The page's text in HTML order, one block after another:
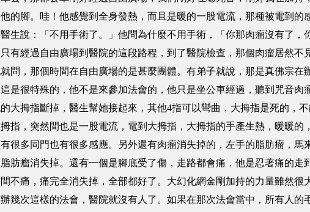
的腳。哇！他感覺到全身發熱，而且是暖的一股電流，那種被電到
生說：「不用手術了。」他問為什麼不用手術，「你那肉瘤沒有了，
有經過自由廣場到醫院的這段路程，到了醫院檢查，那個肉瘤居然
問，那個時間在自由廣場的是甚麼團體。有弟子就說，那是真佛宗
是很特殊的，他不是來參加法會的，他只是坐公車經過，聽到咒音肉
拇指斷掉，醫生幫她接起來，其他4指可以彎曲，大拇指是死的，
指，突然間也是一股電流，電到大拇指，大拇指的手產生熱，暖暖的
很多同門也有很多感應。另外還有肉瘤消失掉的，左手的脂肪瘤，馬
肪瘤消失掉。還有一個是腳底受了傷，走路都會痛，他是忍著痛的
不痛，痛完全消失掉，全部都好了。大幻化網金剛加持的力量雖然很
幾次這樣的法會，醫院就沒有人了。如果在那次法會當中，所有人